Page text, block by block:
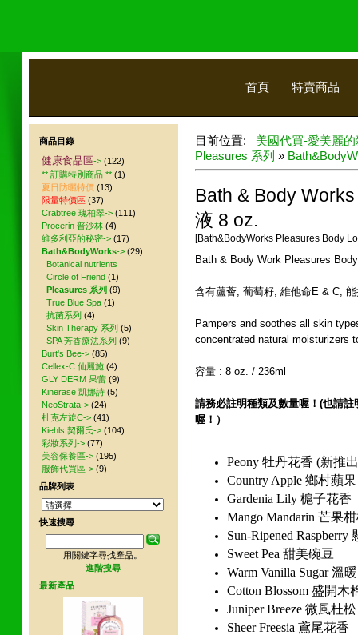
首頁 特賣商品
目前位置: 美國代買-愛美麗
Pleasures 系列 »
Bath & Body
液 8 oz.
[Bath&BodyWorks Pleasures Body
Bath & Body Work Pleasures
含有蘆薈, 葡萄籽, 維他命E & C,
Pampers and soothes all skin
concentrated natural moisturizers
容量 : 8 oz. / 236ml
請務必註明種類及數量喔！(也請
喔！）
Peony 牡丹花香 (新推
Country Apple 鄉村蘋果
Gardenia Lily 槴子花香
Mango Mandarin 芒果
Sun-Ripened Raspberry
Sweet Pea 甜美碗豆
Warm Vanilla Sugar 溫
Cotton Blossom 盛開木
Juniper Breeze 微風杜松
Sheer Freesia 鳶尾花香
商品目錄
健康食品區-> (122)
** 訂購特別商品 ** (1)
夏日防曬特價 (13)
限量特價區 (37)
Crabtree 瑰柏翠-> (111)
Procerin 普沙林 (4)
維多利亞的秘密-> (17)
Bath&BodyWorks-> (29)
Botanical nutrients
Circle of Friend (1)
Pleasures 系列 (9)
True Blue Spa (1)
抗菌系列 (4)
Skin Therapy 系列 (5)
SPA 芳香療法系列 (9)
Burt's Bee-> (85)
Cellex-C 仙麗施 (4)
GLY DERM 果蕾 (9)
Kinerase 凱娜詩 (5)
NeoStrata-> (24)
杜克左旋C-> (41)
Kiehls 契爾氏-> (104)
彩妝系列-> (77)
美容保養區-> (195)
服飾代買區-> (9)
品牌列表
快速搜尋
用關鍵字尋找產品。
進階搜尋
最新產品